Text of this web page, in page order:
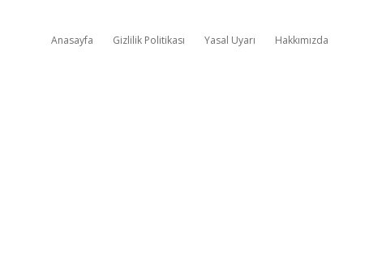
Anasayfa Gizlilik Politikası Yasal Uyarı Hakkımızda